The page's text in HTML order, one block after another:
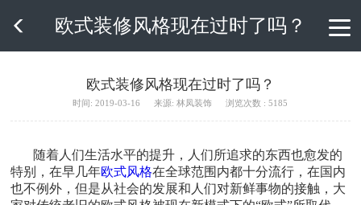
 欧式装修风格现在过时了吗？
欧式装修风格现在过时了吗？
时间: 2019-03-16 来源: 林凤装饰 浏览次数 : 5185
随着人们生活水平的提升，人们所追求的东西也愈发的
特别，在早几年欧式风格在全球范围内都十分流行，在国内
也不例外，但是从社会的发展和人们对新鲜事物的接触，大